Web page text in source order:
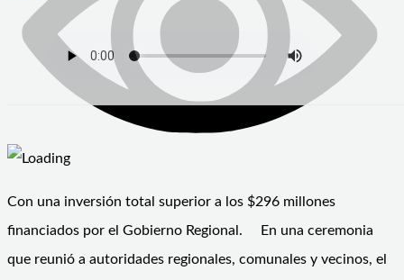
Con una inversión total superior a los $296 millones
financiados por el Gobierno Regional. En una ceremonia
que reunió a autoridades regionales, comunales y vecinos, el